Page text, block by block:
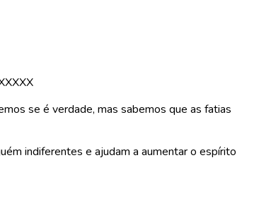
se é verdade, mas sabemos que as fatias
indiferentes e ajudam a aumentar o espírito